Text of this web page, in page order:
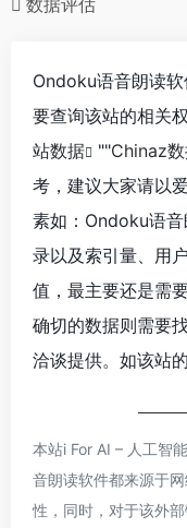
Ondoku语音朗读
要查询该站的相关
站数据
""Chinaz
考，建议大家请以
素如：Ondoku语
录以及索引量、用
值，最主要还是需
确切的数据则需要
洽谈提供。如该站
本站i For AI – 人工智
音朗读软件都来源于
性，同时，对于该外